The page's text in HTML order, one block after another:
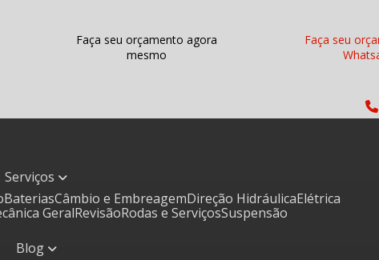
Faça seu orçamento agora
mesmo
Faça seu
Serviços
Baterias Câmbio e Embreagem Direção Hidráulica Elétrica
Geral Revisão Rodas e Serviços Suspensão
Blog